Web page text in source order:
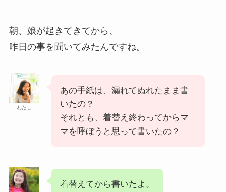
朝、娘が起きてきてから、
昨日の事を聞いてみたんですね。
わたし
あの手紙は、漏れてぬれたまま書
いたの？
それとも、着替え終わってからマ
マを呼ぼうと思って書いたの？
着替えてから書いたよ。